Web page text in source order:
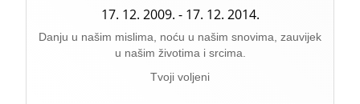
17. 12. 2009. - 17. 12. 2014.
Danju u našim mislima, noću u našim snovima, zauvijek
u našim životima i srcima.
Tvoji voljeni